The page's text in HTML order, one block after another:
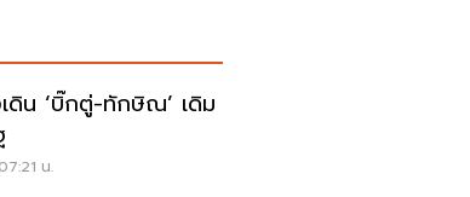
’ เดิม
น.